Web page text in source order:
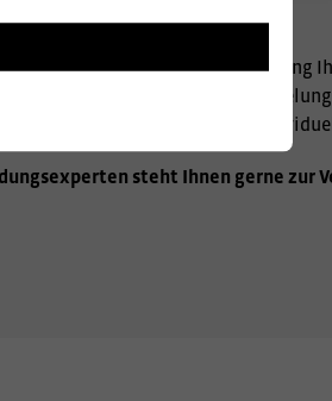
Möglichkeiten der Personalisierung
Stickereien oder andere
einzigartig und
steht Ihnen gerne zur